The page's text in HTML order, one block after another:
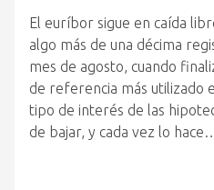
El euríbor sigue en caída
algo más de una décima
mes de agosto, cuando
de referencia más utilizado
tipo de interés de las
de bajar, y cada vez lo